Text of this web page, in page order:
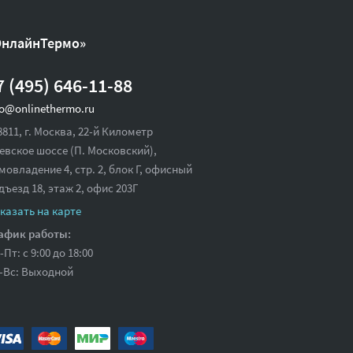
(495) 646-11-88
г. Москва, 22-й Километр
шоссе (П. Московский),
4, стр. 2, блок Г, офисный
18,этаж 2, офис 203Г
на карте
работы:
с 9:00 до 18:00
Вс: Выходной